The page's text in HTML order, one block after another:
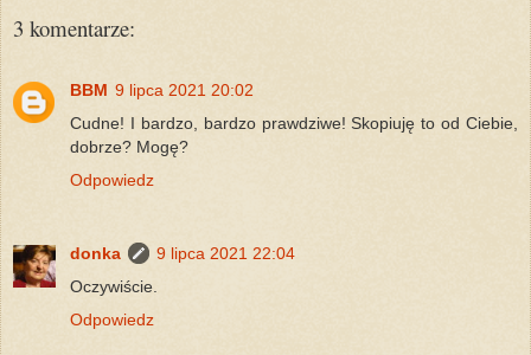
3 komentarze:
BBM 9 lipca 2021 20:02
Cudne! I bardzo, bardzo prawdziwe! Skopiuję to od Ciebie,
dobrze? Mogę?
Odpowiedz
donka
9 lipca 2021 22:04
Oczywiście.
Odpowiedz